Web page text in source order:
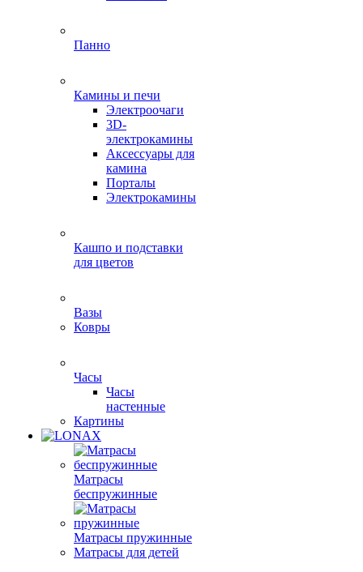
Панно
Камины и печи
Электроочаги
3D-
электрокамины
Аксессуары для
камина
Порталы
Электрокамины
Кашпо и подставки
для цветов
Вазы
Ковры
Часы
Часы
настенные
Картины
Матрасы
беспружинные
Матрасы пружинные
Матрасы для детей